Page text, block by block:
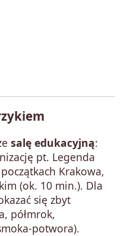
salę edukacyjną:
pt. Legenda
Krakowa,
(ok. 10 min.). Dla
się zbyt
półmrok,
potwora).